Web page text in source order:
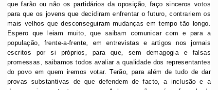
que farão ou não os partidários da oposição, faço sinceros votos
para que os jovens que decidiram enfrentar o futuro, contrariem os
mais velhos que desconseguiram mudanças em tempo tão longo.
Espero que leiam muito, que saibam comunicar com e para a
população, frente-a-frente, em entrevistas e artigos nos jornais
escritos por si próprios, para que, sem demagogia e falsas
promessas, saibamos todos avaliar a qualidade dos representantes
do povo em quem iremos votar. Terão, para além de tudo de dar
provas substantivas de que defendem de facto, a inclusão e a